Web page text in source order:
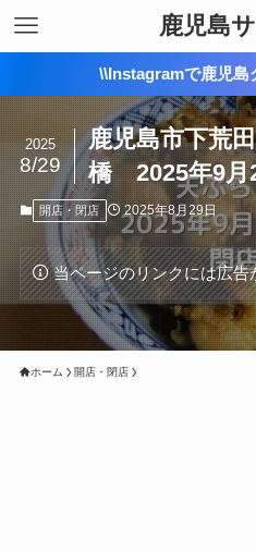
鹿児島
\\Instagramで鹿児島
鹿児島市下荒
橋 2025年9月
2025
8/29
開店・閉店 2025年8月29日
当ページのリンクには広告
ホーム 開店・閉店